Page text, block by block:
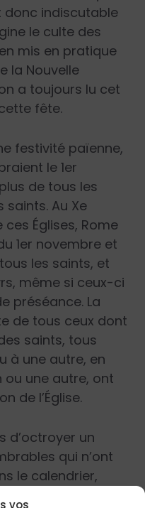
vos
donc indiscutable
le culte des
mis en pratique
la Nouvelle
a toujours lu cet
fête.
festivité païenne,
le 1er
de tous les
Au Xe
ces Églises, Rome
1er novembre et
les saints, et
même si ceux-ci
préséance. La
de tous ceux dont
saints, tous
à une autre, en
une autre, ont
de l’Église.
d’octroyer un
qui n’ont
le calendrier,
collective et